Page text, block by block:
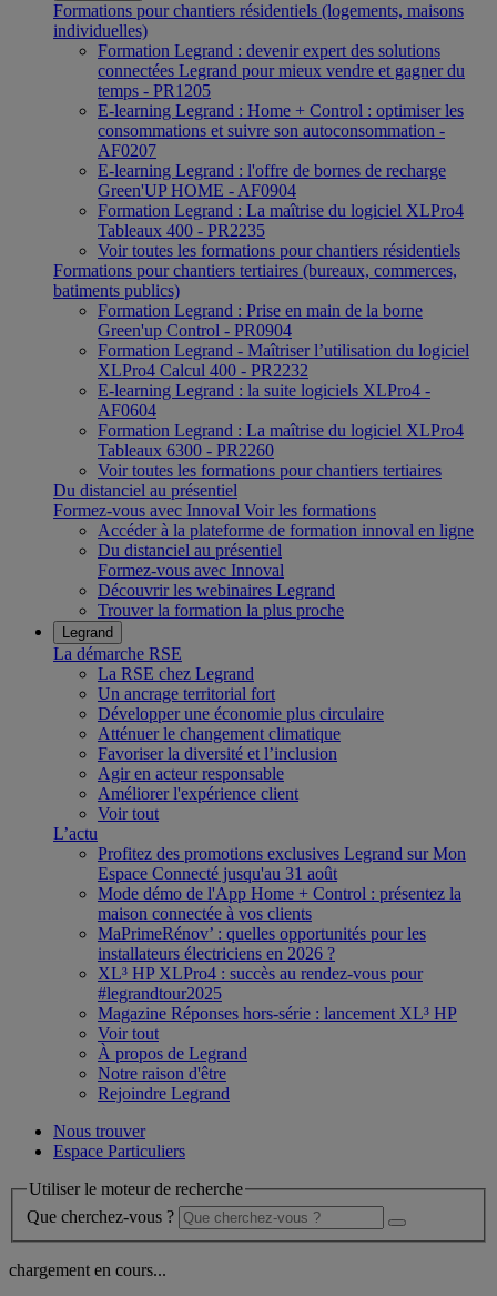
Formations pour chantiers résidentiels (logements, maisons
individuelles)
Formation Legrand : devenir expert des solutions
connectées Legrand pour mieux vendre et gagner du
temps - PR1205
E-learning Legrand : Home + Control : optimiser les
consommations et suivre son autoconsommation -
AF0207
E-learning Legrand : l'offre de bornes de recharge
Green'UP HOME - AF0904
Formation Legrand : La maîtrise du logiciel XLPro4
Tableaux 400 - PR2235
Voir toutes les formations pour chantiers résidentiels
Formations pour chantiers tertiaires (bureaux, commerces,
batiments publics)
Formation Legrand : Prise en main de la borne
Green'up Control - PR0904
Formation Legrand - Maîtriser l’utilisation du logiciel
XLPro4 Calcul 400 - PR2232
E-learning Legrand : la suite logiciels XLPro4 -
AF0604
Formation Legrand : La maîtrise du logiciel XLPro4
Tableaux 6300 - PR2260
Voir toutes les formations pour chantiers tertiaires
Du distanciel au présentiel
Formez-vous avec Innoval Voir les formations
Accéder à la plateforme de formation innoval en ligne
Du distanciel au présentiel
Formez-vous avec Innoval
Découvrir les webinaires Legrand
Trouver la formation la plus proche
Legrand
La démarche RSE
La RSE chez Legrand
Un ancrage territorial fort
Développer une économie plus circulaire
Atténuer le changement climatique
Favoriser la diversité et l’inclusion
Agir en acteur responsable
Améliorer l'expérience client
Voir tout
L’actu
Profitez des promotions exclusives Legrand sur Mon
Espace Connecté jusqu'au 31 août
Mode démo de l'App Home + Control : présentez la
maison connectée à vos clients
MaPrimeRénov’ : quelles opportunités pour les
installateurs électriciens en 2026 ?
XL³ HP XLPro4 : succès au rendez-vous pour
#legrandtour2025
Magazine Réponses hors-série : lancement XL³ HP
Voir tout
À propos de Legrand
Notre raison d'être
Rejoindre Legrand
Nous trouver
Espace Particuliers
Utiliser le moteur de recherche
Que cherchez-vous ?
chargement en cours...